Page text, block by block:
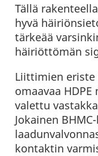
Tällä
hyvä
tärkeää
häiriöttömän
Liittimien eriste
omaavaa
valettu
Jokainen
kontaktin